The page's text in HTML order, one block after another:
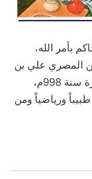
بأمر الله،
المصري علي بن
رضوان بن علي بن جعفر، ولد بالجيزة قرب القاهرة سنة 998م،
بين 1061 (453هـ) وكان طبيباً ورياضياً ومن